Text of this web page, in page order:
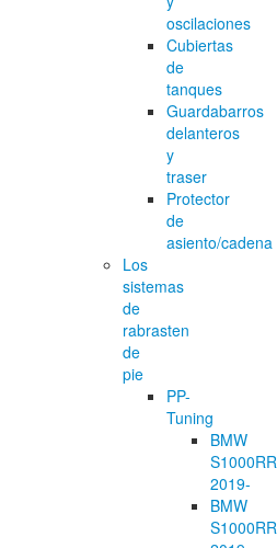
oscilaciones
Cubiertas
de
tanques
Guardabarros
delanteros
y
traser
Protector
de
asiento/cadena
Los
sistemas
de
rabrasten
de
pie
PP-
Tuning
BMW
S1000RR
2019-
BMW
S1000RR